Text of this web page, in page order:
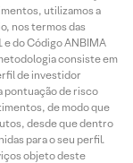
utilizamos a
nos termos das
e do Código ANBIMA
consiste em
de investidor
pontuação de risco
de modo que
desde que dentro
para o seu perfil.
objeto deste